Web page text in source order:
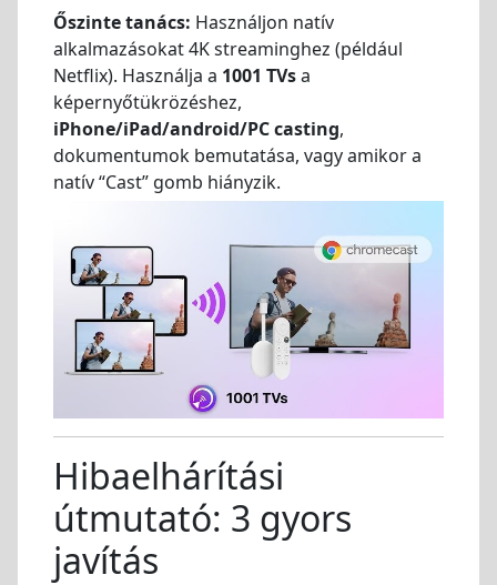
Őszinte tanács: Használjon natív
alkalmazásokat 4K streaminghez (például
Netflix). Használja a 1001 TVsa
képernyőtükrözéshez,
iPhone/iPad/android/PC casting,
dokumentumok bemutatása, vagy amikor a
natív “Cast” gomb hiányzik.
Hibaelhárítási
útmutató: 3 gyors
javítás